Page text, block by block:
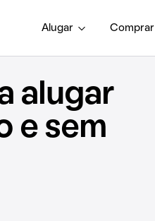
Alugar Comprar
alugar
e sem